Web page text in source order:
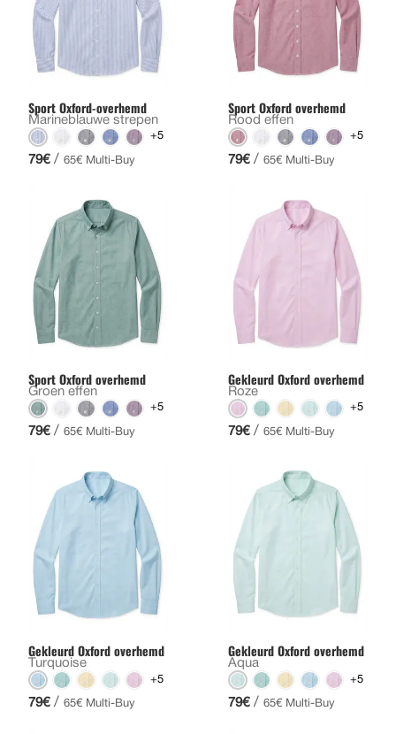
Sport Oxford-overhemd
Marineblauwe strepen
+5
79€ / 65€ Multi-Buy
Sport Oxford overhemd
Rood effen
+5
79€ / 65€ Multi-Buy
Sport Oxford overhemd
Groen effen
+5
79€ / 65€ Multi-Buy
Gekleurd Oxford overhemd
Roze
+5
79€ / 65€ Multi-Buy
Gekleurd Oxford overhemd
Turquoise
+5
79€ / 65€ Multi-Buy
Gekleurd Oxford overhemd
Aqua
+5
79€ / 65€ Multi-Buy